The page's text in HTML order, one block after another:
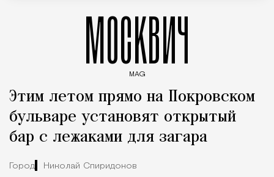
МОСКВИЧ
MAG
Этим летом прямо на Покровском
бульваре установят открытый
бар с лежаками для загара
Город Николай Спиридонов